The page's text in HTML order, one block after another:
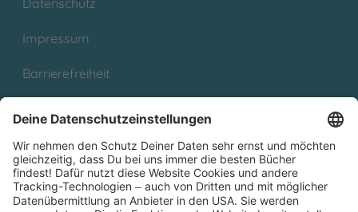
Datenschutz
Impressum
Barrierefreiheit
Partnerprogramm (Affiliate)
Folge uns auf